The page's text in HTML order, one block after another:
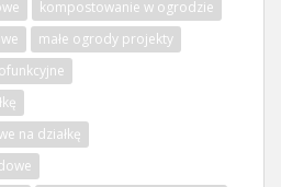
kompostowanie w ogrodzie
małe ogrody projekty
na działkę